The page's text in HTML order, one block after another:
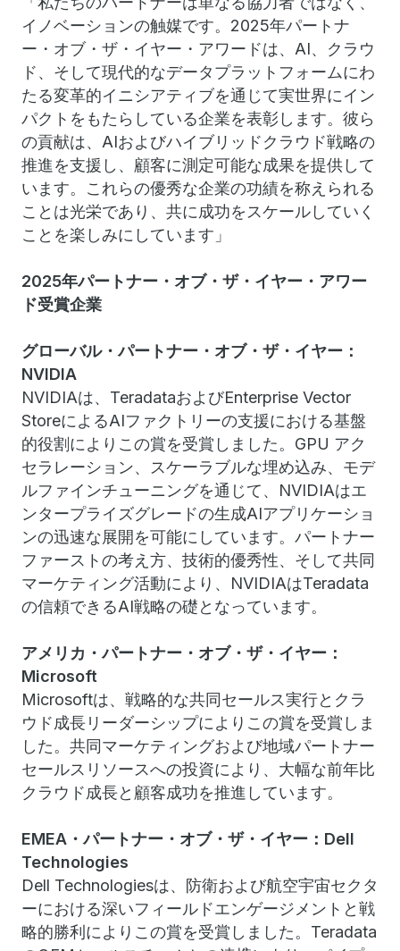
イノベーションの触媒です。2025年パートナ
ー・オブ・ザ・イヤー・アワードは、AI、クラウ
ド、そして現代的なデータプラットフォームにわ
たる変革的イニシアティブを通じて実世界にイン
パクトをもたらしている企業を表彰します。彼ら
の貢献は、AIおよびハイブリッドクラウド戦略の
推進を支援し、顧客に測定可能な成果を提供して
います。これらの優秀な企業の功績を称えられる
ことは光栄であり、共に成功をスケールしていく
ことを楽しみにしています」
2025年パートナー・オブ・ザ・イヤー・アワー
ド受賞企業
グローバル・パートナー・オブ・ザ・イヤー：
NVIDIA
NVIDIAは、TeradataおよびEnterprise Vector
StoreによるAIファクトリーの支援における基盤
的役割によりこの賞を受賞しました。GPU アク
セラレーション、スケーラブルな埋め込み、モデ
ルファインチューニングを通じて、NVIDIAはエ
ンタープライズグレードの生成AIアプリケーショ
ンの迅速な展開を可能にしています。パートナー
ファーストの考え方、技術的優秀性、そして共同
マーケティング活動により、NVIDIAはTeradata
の信頼できるAI戦略の礎となっています。
アメリカ・パートナー・オブ・ザ・イヤー：
Microsoft
Microsoftは、戦略的な共同セールス実行とクラ
ウド成長リーダーシップによりこの賞を受賞しま
した。共同マーケティングおよび地域パートナー
セールスリソースへの投資により、大幅な前年比
クラウド成長と顧客成功を推進しています。
EMEA・パートナー・オブ・ザ・イヤー：Dell
Technologies
Dell Technologiesは、防衛および航空宇宙セクタ
ーにおける深いフィールドエンゲージメントと戦
略的勝利によりこの賞を受賞しました。Teradata